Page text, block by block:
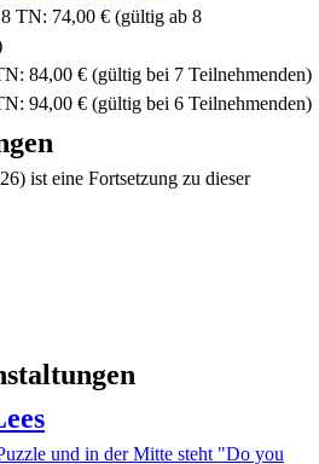
8 TN: 74,00 € (gültig ab 8
84,00 € (gültig bei 7 Teilnehmenden)
94,00 € (gültig bei 6 Teilnehmenden)
ist eine Fortsetzung zu dieser